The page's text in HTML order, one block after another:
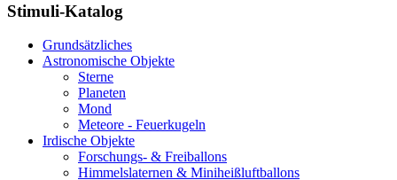
Stimuli-Katalog
Grundsätzliches
Astronomische Objekte
Sterne
Planeten
Mond
Meteore - Feuerkugeln
Irdische Objekte
Forschungs- & Freiballons
Himmelslaternen & Miniheißluftballons